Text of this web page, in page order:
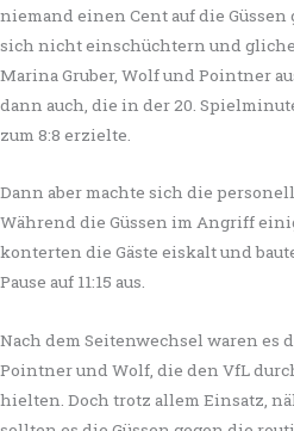
niemand einen Cent auf die Güssen
sich nicht einschüchtern und
Marina Gruber, Wolf und Pointner
dann auch, die in der 20.
zum 8:8 erzielte.
Dann aber machte sich die
Während die Güssen im Angriff
konterten die Gäste eiskalt und
Pause auf 11:15 aus.
Nach dem Seitenwechsel waren es
Pointner und Wolf, die den VfL
hielten. Doch trotz allem Einsatz,